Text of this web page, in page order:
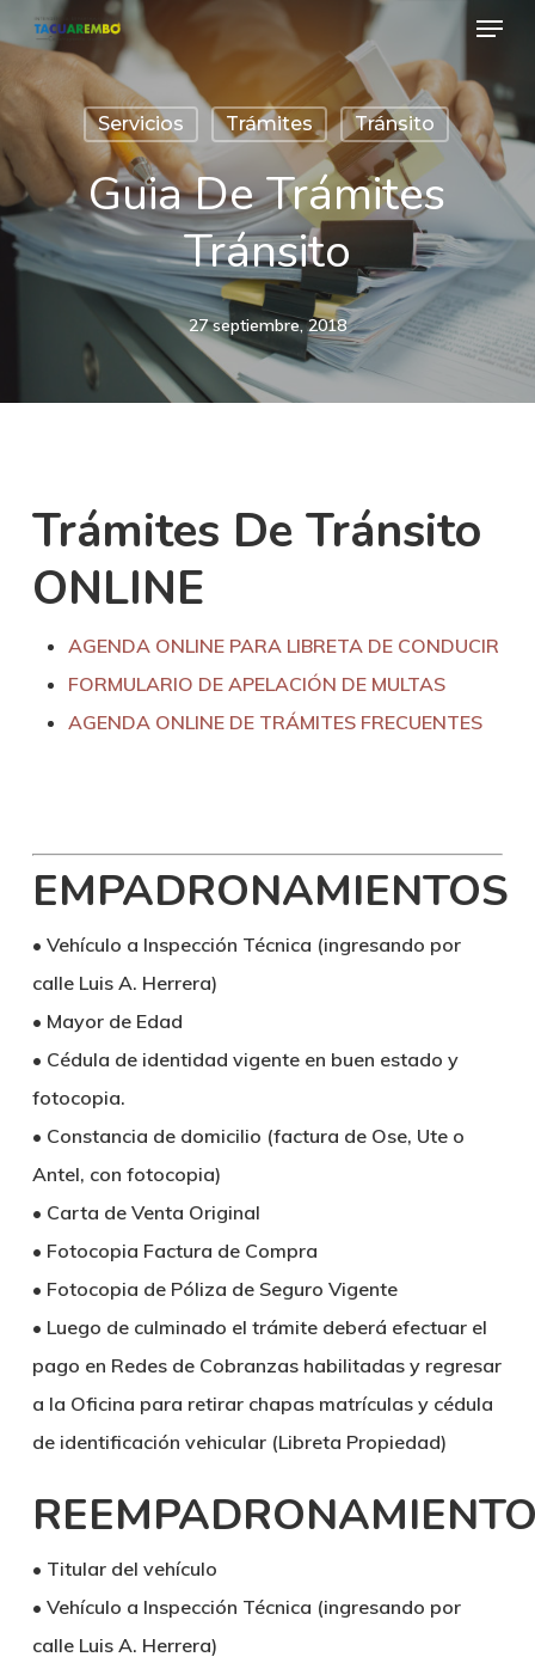
Skip
main
content
Menu
Servicios Trámites Tránsito
Guia De Trámites
Tránsito
27 septiembre, 2018
Trámites De Tránsito
ONLINE
AGENDA ONLINE PARA LIBRETA DE CONDUCIR
FORMULARIO DE APELACIÓN DE MULTAS
AGENDA ONLINE DE TRÁMITES FRECUENTES
EMPADRONAMIENTOS
• Vehículo a Inspección Técnica (ingresando por
calle Luis A. Herrera)
• Mayor de Edad
• Cédula de identidad vigente en buen estado y
fotocopia.
• Constancia de domicilio (factura de Ose, Ute o
Antel, con fotocopia)
• Carta de Venta Original
• Fotocopia Factura de Compra
• Fotocopia de Póliza de Seguro Vigente
• Luego de culminado el trámite deberá efectuar el
pago en Redes de Cobranzas habilitadas y regresar
a la Oficina para retirar chapas matrículas y cédula
de identificación vehicular (Libreta Propiedad)
• Titular del vehículo
• Vehículo a Inspección Técnica (ingresando por
calle Luis A. Herrera)
Close
Menu